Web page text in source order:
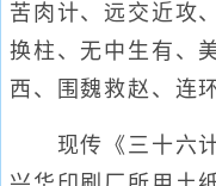
苦肉计、远交近攻
换柱、无中生有、
西、围魏救赵、连
现传《三十六计